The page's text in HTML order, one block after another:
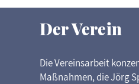
Der Verein
Die Vereinsarbeit
Maßnahmen, die Jörg